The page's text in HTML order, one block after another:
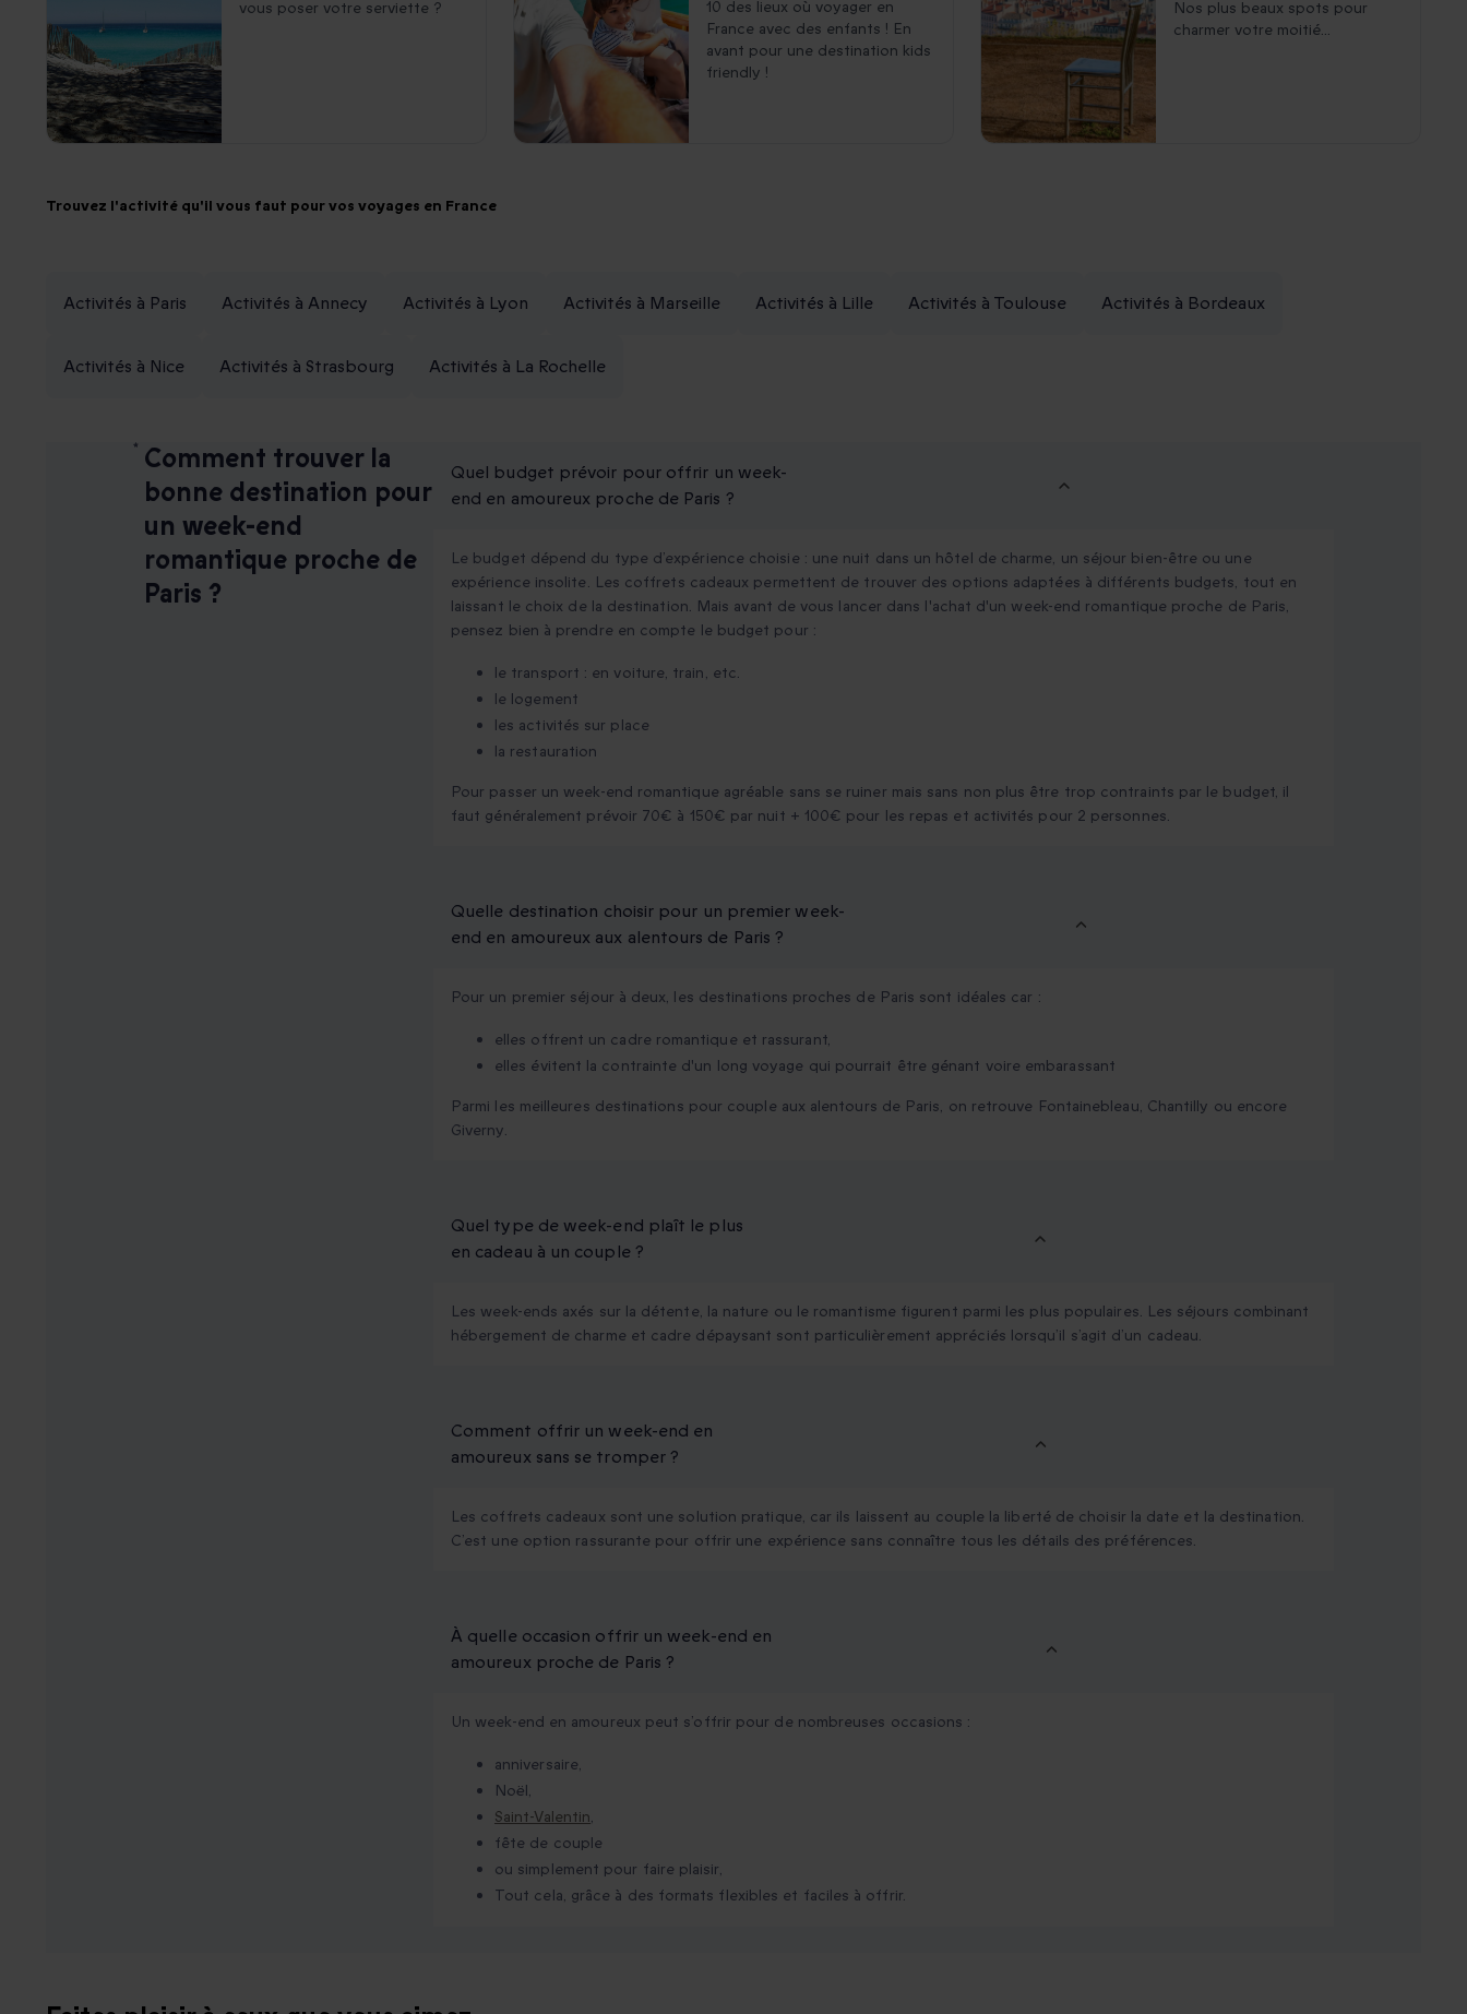
vous poser votre serviette ?
10 des lieux où voyager en
France avec des enfants ! En
avant pour une destination kids
friendly !
Nos plus beaux spots pour
charmer votre moitié...
Trouvez l'activité qu'il vous faut pour vos voyages en France
Activités à Paris Activités à Annecy Activités à Lyon Activités à Marseille Activités à Lille Activités à Toulouse Activités à Bordeaux
Activités à Nice Activités à Strasbourg Activités à La Rochelle
Comment trouver la
bonne destination pour
un week-end
romantique proche de
Paris ?
Quel budget prévoir pour offrir un week-
end en amoureux proche de Paris ?
Le budget dépend du type d’expérience choisie : une nuit dans un hôtel de charme, un séjour bien-être ou une
expérience insolite. Les coffrets cadeaux permettent de trouver des options adaptées à différents budgets, tout en
laissant le choix de la destination. Mais avant de vous lancer dans l'achat d'un week-end romantique proche de Paris,
pensez bien à prendre en compte le budget pour :
le transport : en voiture, train, etc.
le logement
les activités sur place
la restauration
Pour passer un week-end romantique agréable sans se ruiner mais sans non plus être trop contraints par le budget, il
faut généralement prévoir 70€ à 150€ par nuit + 100€ pour les repas et activités pour 2 personnes.
Quelle destination choisir pour un premier week-
end en amoureux aux alentours de Paris ?
Pour un premier séjour à deux, les destinations proches de Paris sont idéales car :
elles offrent un cadre romantique et rassurant,
elles évitent la contrainte d'un long voyage qui pourrait être génant voire embarassant
Parmi les meilleures destinations pour couple aux alentours de Paris, on retrouve Fontainebleau, Chantilly ou encore
Giverny.
Quel type de week-end plaît le plus
en cadeau à un couple ?
Les week-ends axés sur la détente, la nature ou le romantisme figurent parmi les plus populaires. Les séjours combinant
hébergement de charme et cadre dépaysant sont particulièrement appréciés lorsqu’il s’agit d’un cadeau.
Comment offrir un week-end en
amoureux sans se tromper ?
Les coffrets cadeaux sont une solution pratique, car ils laissent au couple la liberté de choisir la date et la destination.
C’est une option rassurante pour offrir une expérience sans connaître tous les détails des préférences.
À quelle occasion offrir un week-end en
amoureux proche de Paris ?
Un week-end en amoureux peut s’offrir pour de nombreuses occasions :
anniversaire,
Noël,
Saint-Valentin,
fête de couple
ou simplement pour faire plaisir,
Tout cela, grâce à des formats flexibles et faciles à offrir.